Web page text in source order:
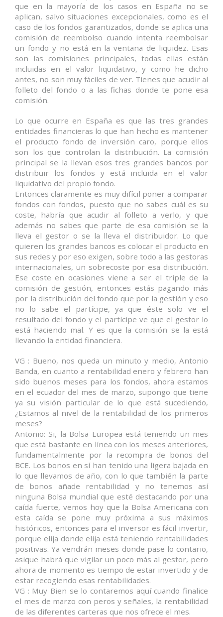
que en la mayoría de los casos en España no se
aplican, salvo situaciones excepcionales, como es el
caso de los fondos garantizados, donde se aplica una
comisión de reembolso cuando intenta reembolsar
un fondo y no está en la ventana de liquidez. Esas
son las comisiones principales, todas ellas están
incluidas en el valor liquidativo, y como he dicho
antes, no son muy fáciles de ver. Tienes que acudir al
folleto del fondo o a las fichas donde te pone esa
comisión.
Lo que ocurre en España es que las tres grandes
entidades financieras lo que han hecho es mantener
el producto fondo de inversión caro, porque ellos
son los que controlan la distribución. La comisión
principal se la llevan esos tres grandes bancos por
distribuir los fondos y está incluida en el valor
liquidativo del propio fondo.
Entonces claramente es muy difícil poner a comparar
fondos con fondos, puesto que no sabes cuál es su
coste, habría que acudir al folleto a verlo, y que
además no sabes que parte de esa comisión se la
lleva el gestor o se la lleva el distribuidor. Lo que
quieren los grandes bancos es colocar el producto en
sus redes y por eso exigen, sobre todo a las gestoras
internacionales, un sobrecoste por esa distribución.
Ese coste en ocasiones viene a ser el triple de la
comisión de gestión, entonces estás pagando más
por la distribución del fondo que por la gestión y eso
no lo sabe el partícipe, ya que éste solo ve el
resultado del fondo y el partícipe ve que el gestor lo
está haciendo mal. Y es que la comisión se la está
llevando la entidad financiera.
VG : Bueno, nos queda un minuto y medio, Antonio
Banda, en cuanto a rentabilidad enero y febrero han
sido buenos meses para los fondos, ahora estamos
en el ecuador del mes de marzo, supongo que tiene
ya su visión particular de lo que está sucediendo,
¿Estamos al nivel de la rentabilidad de los primeros
meses?
Antonio: Si, la Bolsa Europea está teniendo un mes
que está bastante en línea con los meses anteriores,
fundamentalmente por la recompra de bonos del
BCE. Los bonos en sí han tenido una ligera bajada en
lo que llevamos de año, con lo que también la parte
de bonos añade rentabilidad y no tenemos así
ninguna Bolsa mundial que esté destacando por una
caída fuerte, vemos hoy que la Bolsa Americana con
esta caída se pone muy próxima a sus máximos
históricos, entonces para el inversor es fácil invertir,
porque elija donde elija está teniendo rentabilidades
positivas. Ya vendrán meses donde pase lo contario,
asique habrá que vigilar un poco más al gestor, pero
ahora de momento es tiempo de estar invertido y de
estar recogiendo esas rentabilidades.
VG : Muy Bien se lo contaremos aquí cuando finalice
el mes de marzo con peros y señales, la rentabilidad
de las diferentes carteras que nos ofrece el mes.